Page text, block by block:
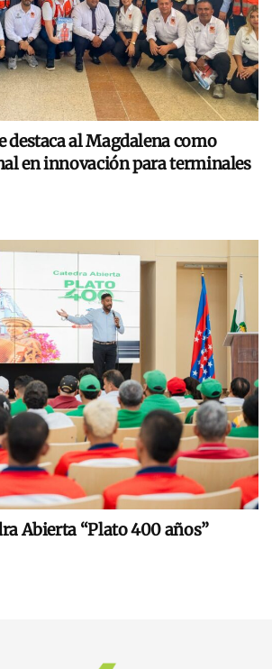
destaca al Magdalena como
en innovación para terminales
Abierta “Plato 400 años”